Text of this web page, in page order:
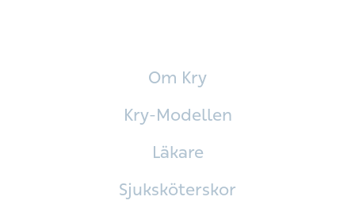
Om Kry
Kry-Modellen
Läkare
Sjuksköterskor